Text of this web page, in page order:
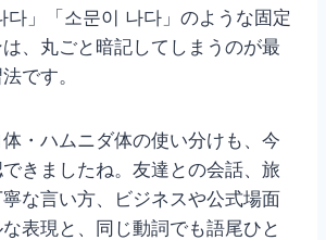
다」「소문이 나다」のような固定
、丸ごと暗記してしまうのが最
です。
・ハムニダ体の使い分けも、今
きましたね。友達との会話、旅
な言い方、ビジネスや公式場面
表現と、同じ動詞でも語尾ひと